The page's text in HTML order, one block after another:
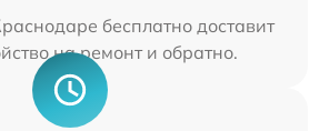
бесплатно доставит
на ремонт и обратно.